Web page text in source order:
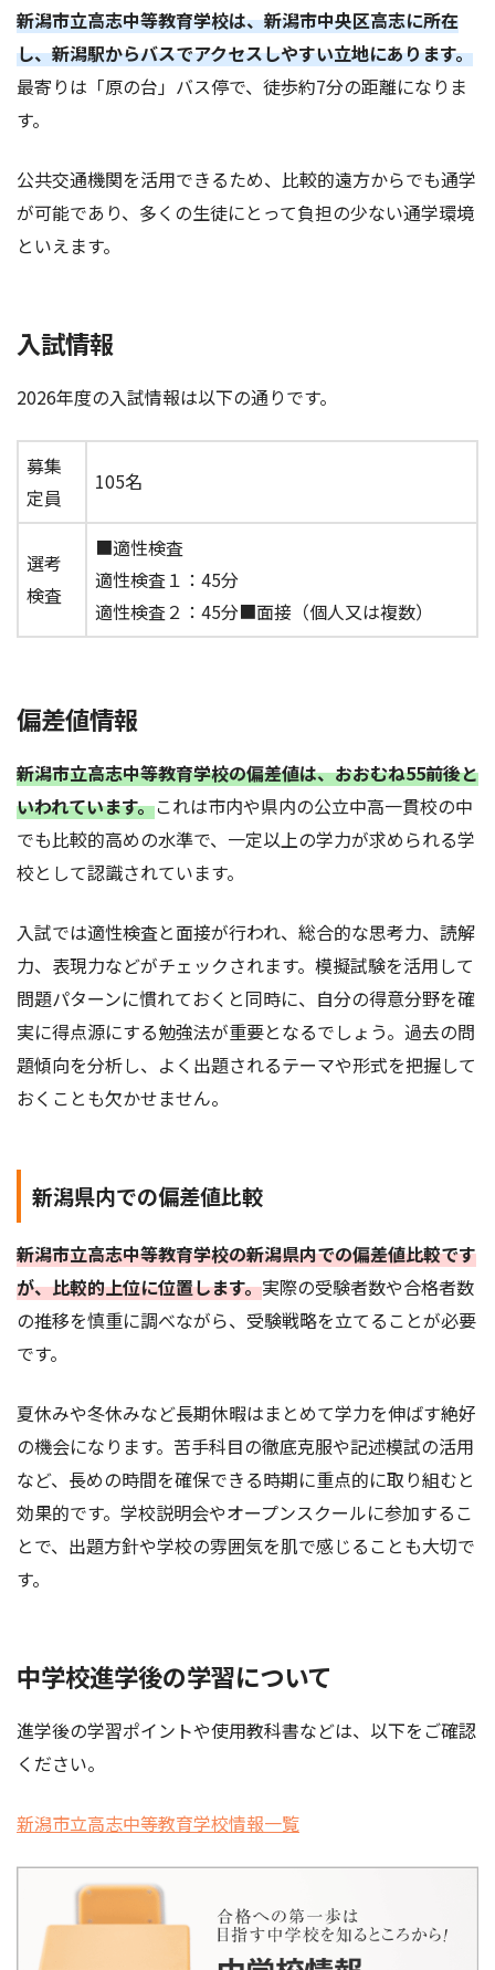
新潟市立高志中等教育学校は、新潟市中央区高志に所在
し、新潟駅からバスでアクセスしやすい立地にあります。
最寄りは「原の台」バス停で、徒歩約7分の距離になりま
す。
公共交通機関を活用できるため、比較的遠方からでも通学
が可能であり、多くの生徒にとって負担の少ない通学環境
といえます。
入試情報
2026年度の入試情報は以下の通りです。
募集
定員
105名
選考
検査
■適性検査
適性検査１：45分
適性検査２：45分■面接（個人又は複数）
偏差値情報
新潟市立高志中等教育学校の偏差値は、おおむね55前後と
いわれています。これは市内や県内の公立中高一貫校の中
でも比較的高めの水準で、一定以上の学力が求められる学
校として認識されています。
入試では適性検査と面接が行われ、総合的な思考力、読解
力、表現力などがチェックされます。模擬試験を活用して
問題パターンに慣れておくと同時に、自分の得意分野を確
実に得点源にする勉強法が重要となるでしょう。過去の問
題傾向を分析し、よく出題されるテーマや形式を把握して
おくことも欠かせません。
新潟県内での偏差値比較
新潟市立高志中等教育学校の新潟県内での偏差値比較です
が、比較的上位に位置します。実際の受験者数や合格者数
の推移を慎重に調べながら、受験戦略を立てることが必要
です。
夏休みや冬休みなど長期休暇はまとめて学力を伸ばす絶好
の機会になります。苦手科目の徹底克服や記述模試の活用
など、長めの時間を確保できる時期に重点的に取り組むと
効果的です。学校説明会やオープンスクールに参加するこ
とで、出題方針や学校の雰囲気を肌で感じることも大切で
す。
中学校進学後の学習について
進学後の学習ポイントや使用教科書などは、以下をご確認
ください。
新潟市立高志中等教育学校情報一覧